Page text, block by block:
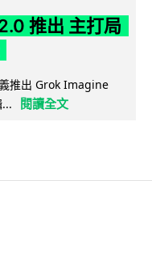
推出 主打局
推出 Grok Imagine
閱讀全文